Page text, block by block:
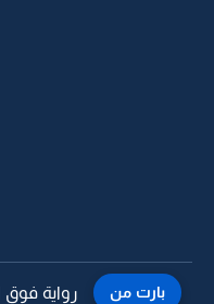
بارت من